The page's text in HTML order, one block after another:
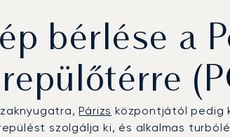
bérlése a
repülőtérre
Párizs központjától pedig
szolgálja ki, és alkalmas